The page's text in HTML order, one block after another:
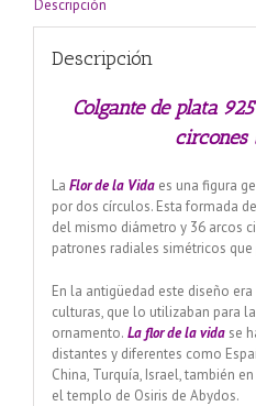
Descripción
Descripción
Colgante de plata
circones
La Flor de la Vida es una figura
por dos círculos. Esta formada
del mismo diámetro y 36 arcos
patrones radiales simétricos
En la antigüedad este diseño
culturas, que lo utilizaban para
ornamento. La flor de la vidase
distantes y diferentes como
China, Turquía, Israel, también
el templo de Osiris de Abydos.